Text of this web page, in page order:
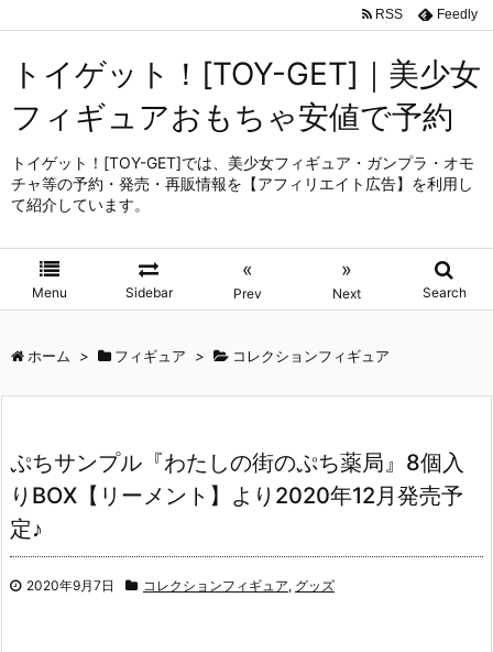
トイゲット！[TOY-GET]｜美少女
フィギュアおもちゃ安値で予約
トイゲット！[TOY-GET]では、美少女フィギュア・ガンプラ・オモ
チャ等の予約・発売・再販情報を【アフィリエイト広告】を利用し
て紹介しています。
Menu Sidebar
«
Prev
»
Next Search
RSS Feedly
ホーム > フィギュア > コレクションフィギュア
ぷちサンプル『わたしの街のぷち薬局』8個入
りBOX【リーメント】より2020年12月発売予
定♪
2020年9月7日 コレクションフィギュア, グッズ